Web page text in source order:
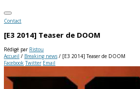
Contact
[E3 2014] Teaser de DOOM
Rédigé par Ristou
Accueil / Breaking news / [E3 2014] Teaser de DOOM
Facebook Twitter Email